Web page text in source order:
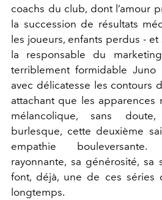
coachs du club, dont l’amour
la succession de résultats
les joueurs, enfants perdus - et
la responsable du
terriblement formidable Juno
avec délicatesse les contours
attachant que les apparences
mélancolique, sans
burlesque, cette deuxième
empathie
rayonnante, sa générosité,
font, déjà, une de ces séries
longtemps.